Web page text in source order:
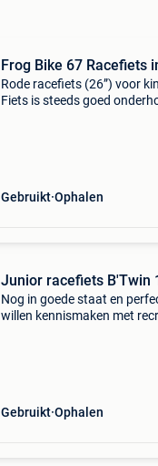
Frog Bike 67 Racefiets
Rode racefiets (26”) voor
Fiets is steeds goed
Gebruikt Ophalen
Junior racefiets B'Twin
Nog in goede staat en
willen kennismaken met
Gebruikt Ophalen